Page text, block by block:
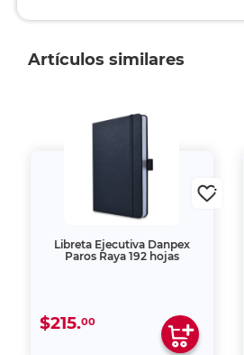
Artículos similares
Libreta Ejecutiva Danpex
Paros Raya 192 hojas
$215.00